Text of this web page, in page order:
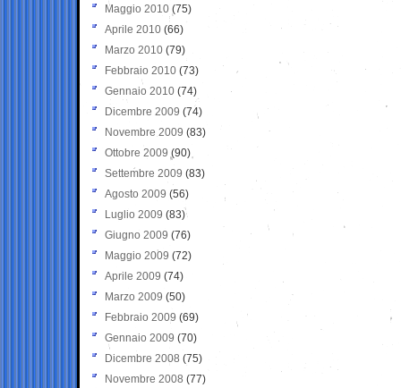
Maggio 2010 (75)
Aprile 2010 (66)
Marzo 2010 (79)
Febbraio 2010 (73)
Gennaio 2010 (74)
Dicembre 2009 (74)
Novembre 2009 (83)
Ottobre 2009 (90)
Settembre 2009 (83)
Agosto 2009 (56)
Luglio 2009 (83)
Giugno 2009 (76)
Maggio 2009 (72)
Aprile 2009 (74)
Marzo 2009 (50)
Febbraio 2009 (69)
Gennaio 2009 (70)
Dicembre 2008 (75)
Novembre 2008 (77)